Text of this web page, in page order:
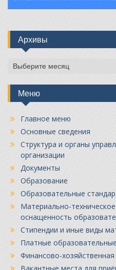
Архивы
Архивы
Меню
Главное меню
Основные сведения
Структура и органы
организации
Документы
Образование
Образовательные
Материально-
оснащенность
Стипендии и иные виды
Платные
Финансово-